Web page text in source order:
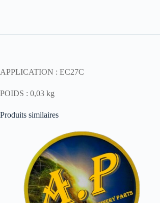
APPLICATION : EC27C
POIDS : 0,03 kg
Produits similaires